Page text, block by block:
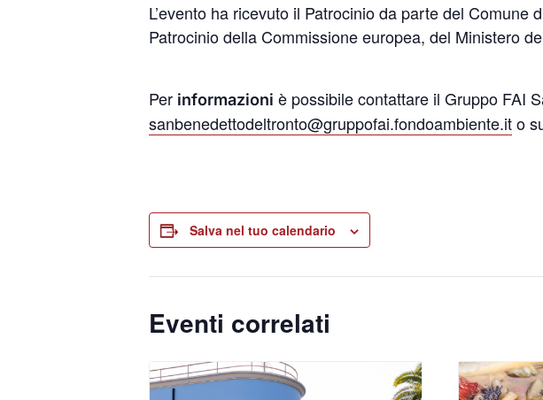
L’evento ha ricevuto il Patrocinio da parte del
Patrocinio della Commissione europea, del Ministero
Per informazioni è possibile contattare il Gruppo FAI
sanbenedettodeltronto@gruppofai.fondoambiente.ito
Salva nel tuo calendario
Eventi correlati